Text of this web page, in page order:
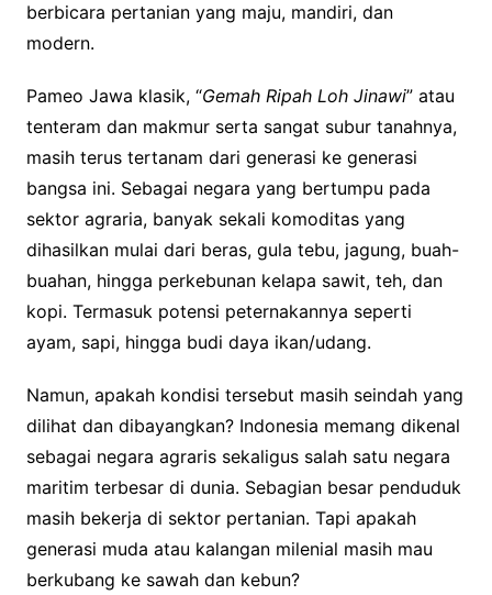
berbicara pertanian yang maju, mandiri, dan
modern.
Pameo Jawa klasik, “Gemah Ripah Loh Jinawi” atau
tenteram dan makmur serta sangat subur tanahnya,
masih terus tertanam dari generasi ke generasi
bangsa ini. Sebagai negara yang bertumpu pada
sektor agraria, banyak sekali komoditas yang
dihasilkan mulai dari beras, gula tebu, jagung, buah-
buahan, hingga perkebunan kelapa sawit, teh, dan
kopi. Termasuk potensi peternakannya seperti
ayam, sapi, hingga budi daya ikan/udang.
Namun, apakah kondisi tersebut masih seindah yang
dilihat dan dibayangkan? Indonesia memang dikenal
sebagai negara agraris sekaligus salah satu negara
maritim terbesar di dunia. Sebagian besar penduduk
masih bekerja di sektor pertanian. Tapi apakah
generasi muda atau kalangan milenial masih mau
berkubang ke sawah dan kebun?